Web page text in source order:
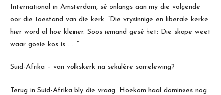
International in Amsterdam, sê onlangs aan my die volgende
oor die toestand van die kerk: “Die vrysinnige en liberale kerke
hier word al hoe kleiner. Soos iemand gesê het: Die skape weet
waar goeie kos is . . .”
Suid-Afrika – van volkskerk na sekulêre samelewing?
Terug in Suid-Afrika bly die vraag: Hoekom haal dominees nog